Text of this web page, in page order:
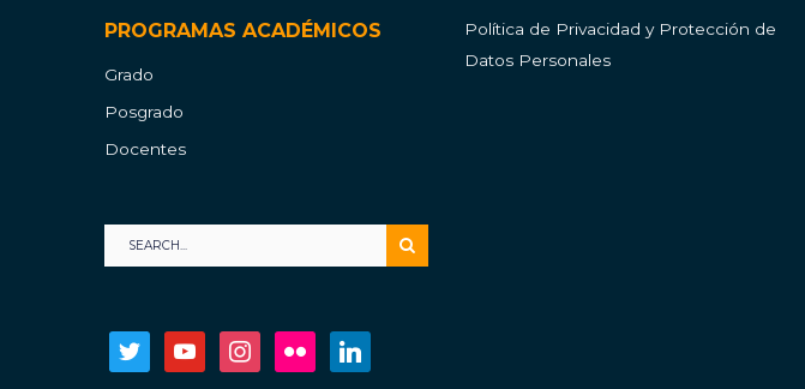
PROGRAMAS ACADÉMICOS
Grado
Posgrado
Docentes
twitter youtube instagramflickr
Política de Privacidad y Protección de
Datos Personales